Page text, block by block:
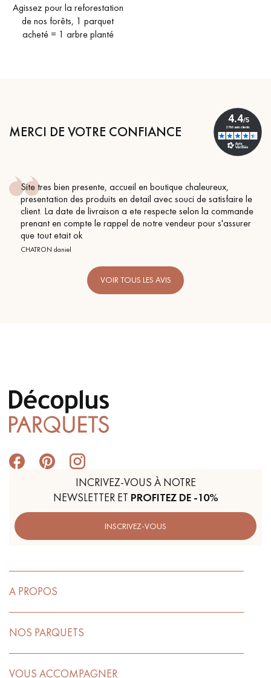
Agissez pour la reforestation
de nos forêts, 1 parquet
acheté = 1 arbre planté
MERCI DE VOTRE CONFIANCE
boutique chaleureux,
avec souci de satisfaire le
selon la commande
vendeur pour s'assurer
Conseil parfait, échanges
BEILE FRANCK
VOIR TOUS LES AVIS
INCRIVEZ-VOUS À NOTRE
NEWSLETTER ET PROFITEZ DE -10%
INSCRIVEZ-VOUS
A PROPOS
NOS PARQUETS
VOUS ACCOMPAGNER